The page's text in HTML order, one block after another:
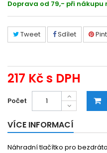
Doprava od 79,- při nákupu
Tweet Sdílet
217 Kčs DPH
Počet
VÍCE INFORMACÍ
Náhradní tlačítko pro